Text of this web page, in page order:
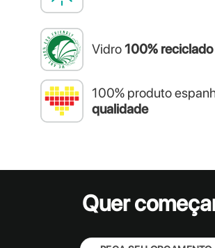
Vidro100% reciclado
100% produto
qualidade
Quer